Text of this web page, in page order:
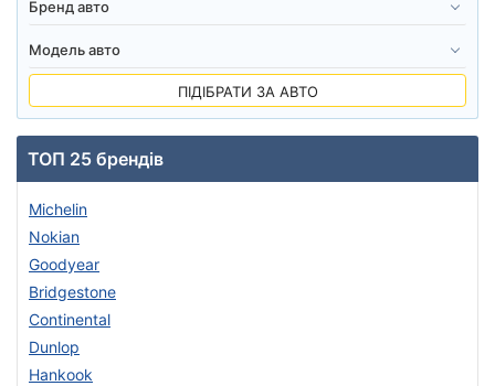
ПІДІБРАТИ ЗА АВТО
ТОП 25 брендів
Michelin
Nokian
Goodyear
Bridgestone
Continental
Dunlop
Hankook